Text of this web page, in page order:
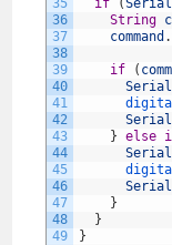
36
37
38
39
40
41
42
43
44
45
46
47
48
49
String
command .
if (
Serial
} else
Serial
}
}
}